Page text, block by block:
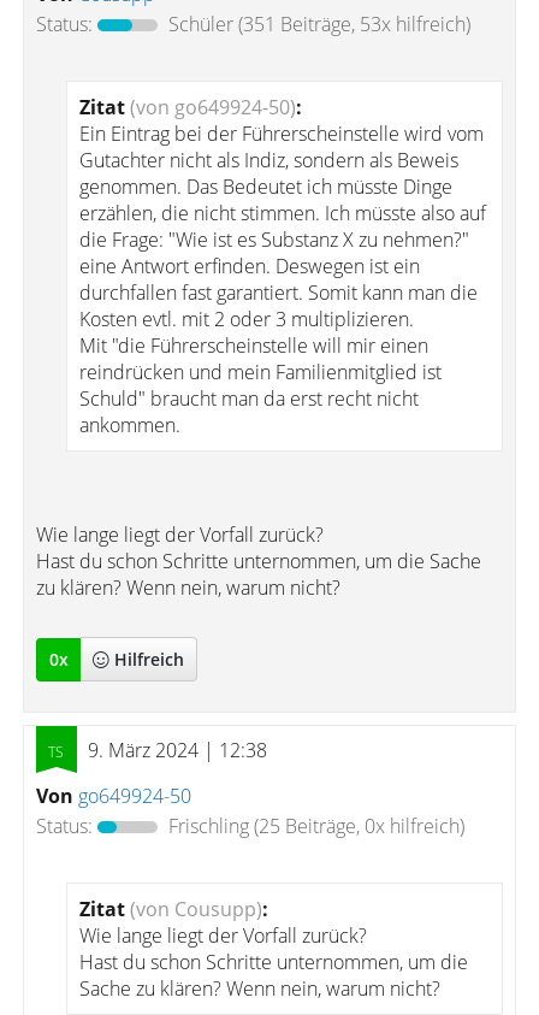
Status:
Schüler(351 Beiträge, 53x hilfreich)
Zitat(von go649924-50):
Ein Eintrag bei der Führerscheinstelle wird vom
Gutachter nicht als Indiz, sondern als Beweis
genommen. Das Bedeutet ich müsste Dinge
erzählen, die nicht stimmen. Ich müsste also auf
die Frage: "Wie ist es Substanz X zu nehmen?"
eine Antwort erfinden. Deswegen ist ein
durchfallen fast garantiert. Somit kann man die
Kosten evtl. mit 2 oder 3 multiplizieren.
Mit "die Führerscheinstelle will mir einen
reindrücken und mein Familienmitglied ist
Schuld" braucht man da erst recht nicht
ankommen.
Wie lange liegt der Vorfall zurück?
Hast du schon Schritte unternommen, um die Sache
zu klären? Wenn nein, warum nicht?
0x Hilfreich
9. März 2024 | 12:38
Von go649924-50
Status:
Frischling(25 Beiträge, 0x hilfreich)
Zitat(von Cousupp):
Wie lange liegt der Vorfall zurück?
Hast du schon Schritte unternommen, um die
Sache zu klären? Wenn nein, warum nicht?